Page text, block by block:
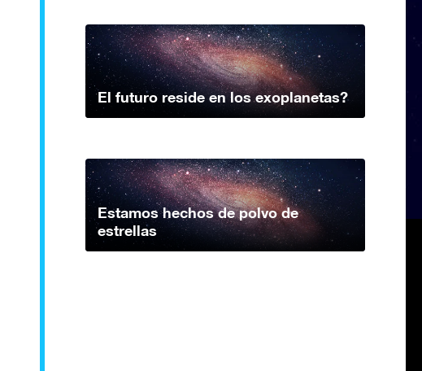
El futuro reside en los exoplanetas?
Estamos hechos de polvo de
estrellas